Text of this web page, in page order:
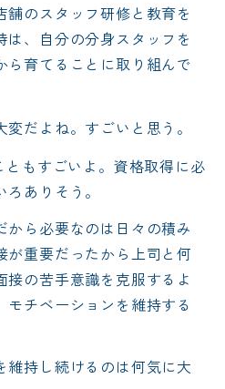
舗のスタッフ研修と教育を
は、自分の分身スタッフを
ら育てることに取り組んで
だよね。すごいと思う。
ともすごいよ。資格取得に必
ありそう。
から必要なのは日々の積み
が重要だったから上司と何
接の苦手意識を克服するよ
モチベーションを維持する
維持し続けるのは何気に大